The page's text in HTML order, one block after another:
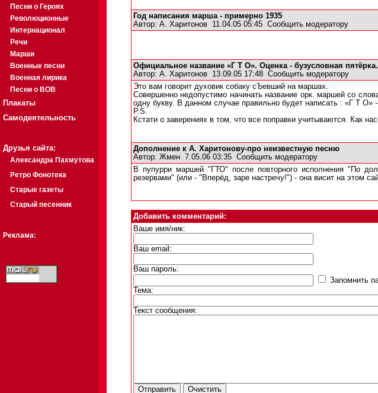
Песни о Героях
Революционные
Интернационал
Речи
Марши
Военные песни
Военная лирика
Песни о ВОВ
Плакаты
Самодеятельность
Друзья сайта:
Александра Пахмутова
Ретро Фонотека
Старые газеты
Старый песенник
Реклама:
Год написания марша - примерно 1935
Автор: А. Харитонов 11.04.05 05:45 Сообщить модератору
Официальное название «Г Т О». Оценка - бузусловная пятёрка.
Автор: А. Харитонов 13.09.05 17:48 Сообщить модератору
Это вам говорит духовик собаку сЪевший на маршах.
Совершенно недопустимо начинать название орк. маршей со
одну букву. В данном случае правильно будет написать : «Г Т
P.S.
Кстати о заверениях в том, что все поправки учитываются. Как
Дополнение к А. Харитонову-про неизвестную песню
Автор: Жмен 7.05.06 03:35 Сообщить модератору
В пупурри маршей "ГТО" после повторного исполнения "По
резервами" (или - "Вперёд, заре настречу!") - она висит на этом
Добавить комментарий:
Ваше имя/ник:
Ваш email:
Ваш пароль:
Запомнить
Тема:
Текст сообщения: